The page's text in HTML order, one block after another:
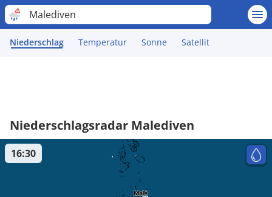
Malediven
Niederschlag Temperatur Sonne Satellit
Niederschlagsradar Malediven
16:30